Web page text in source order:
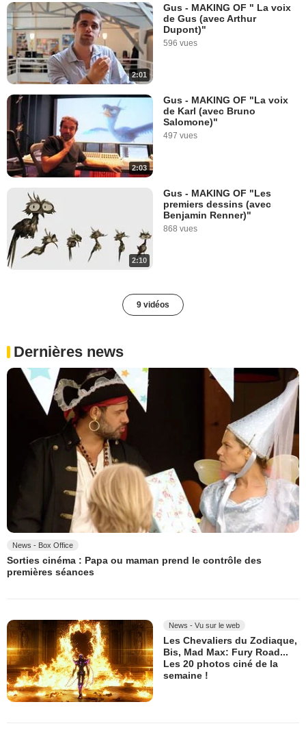
2:01
Gus - MAKING OF " La voix
de Gus (avec Arthur
Dupont)"
596 vues
2:03
Gus - MAKING OF "La voix
de Karl (avec Bruno
Salomone)"
497 vues
2:10
Gus - MAKING OF "Les
premiers dessins (avec
Benjamin Renner)"
868 vues
9 vidéos
Dernières news
News - Box Office
Sorties cinéma : Papa ou maman prend le contrôle des
premières séances
News - Vu sur le web
Les Chevaliers du Zodiaque,
Bis, Mad Max: Fury Road...
Les 20 photos ciné de la
semaine !